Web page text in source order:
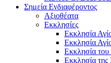
Σημεία Ενδιαφέροντος
Αξιοθέατα
Εκκλησίες
Εκκλησία
Εκκλησία
Εκκλησία
Εκκλησία της